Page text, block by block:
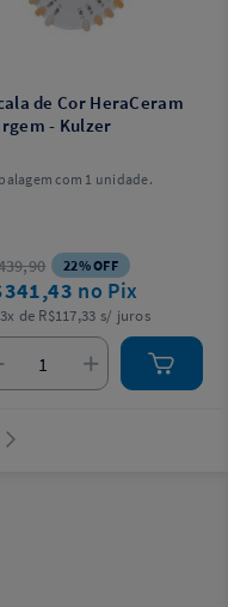
de Cor HeraCeram
- Kulzer
com 1 unidade.
22% OFF
no Pix
de R$117,33 s/ juros